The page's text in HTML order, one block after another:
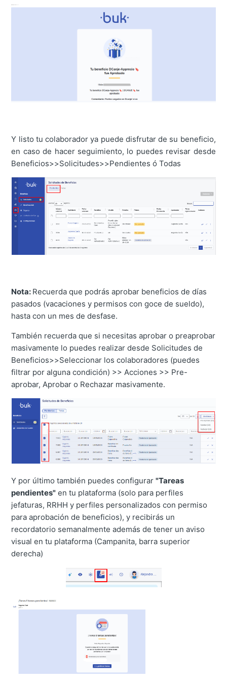
Y listo tu colaborador ya puede disfrutar de su beneficio,
en caso de hacer seguimiento, lo puedes revisar desde
Beneficios>>Solicitudes>>Pendientes ó Todas
Nota: Recuerda que podrás aprobar beneficios de días
pasados (vacaciones y permisos con goce de sueldo),
hasta con un mes de desfase.
También recuerda que si necesitas aprobar o preaprobar
masivamente lo puedes realizar desde Solicitudes de
Beneficios>>Seleccionar los colaboradores (puedes
filtrar por alguna condición) >> Acciones >> Pre-
aprobar, Aprobar o Rechazar masivamente.
Y por último también puedes configurar"Tareas
pendientes" en tu plataforma (solo para perfiles
jefaturas, RRHH y perfiles personalizados con permiso
para aprobación de beneficios), y recibirás un
recordatorio semanalmente además de tener un aviso
visual en tu plataforma (Campanita, barra superior
derecha)